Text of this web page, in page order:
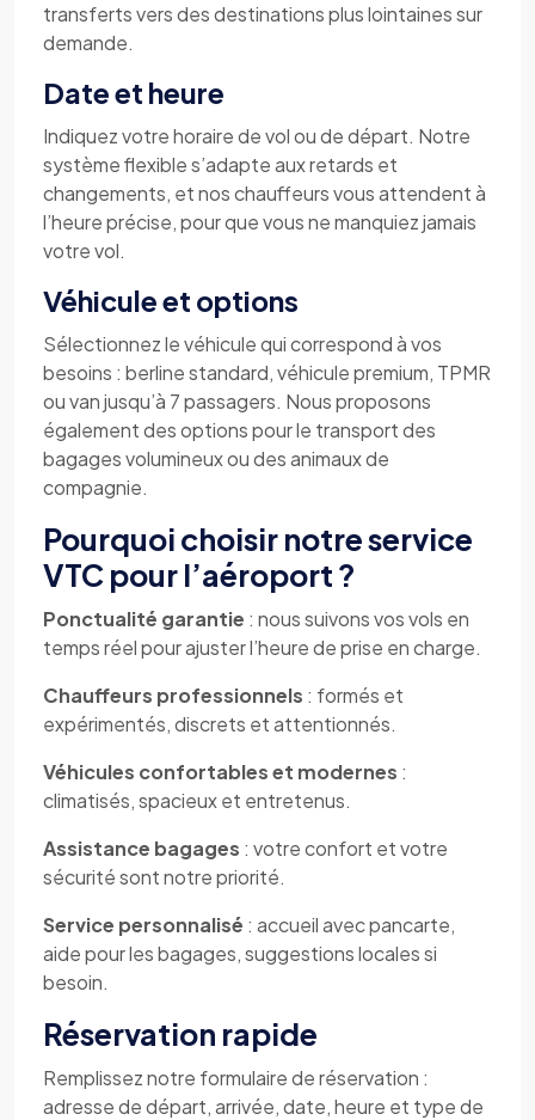
transferts vers des destinations plus lointaines sur
demande.
Date et heure
Indiquez votre horaire de vol ou de départ. Notre
système flexible s’adapte aux retards et
changements, et nos chauffeurs vous attendent à
l’heure précise, pour que vous ne manquiez jamais
votre vol.
Véhicule et options
Sélectionnez le véhicule qui correspond à vos
besoins : berline standard, véhicule premium, TPMR
ou van jusqu’à 7 passagers. Nous proposons
également des options pour le transport des
bagages volumineux ou des animaux de
compagnie.
Pourquoi choisir notre service
VTC pour l’aéroport ?
Ponctualité garantie : nous suivons vos vols en
temps réel pour ajuster l’heure de prise en charge.
Chauffeurs professionnels : formés et
expérimentés, discrets et attentionnés.
Véhicules confortables et modernes :
climatisés, spacieux et entretenus.
Assistance bagages : votre confort et votre
sécurité sont notre priorité.
Service personnalisé : accueil avec pancarte,
aide pour les bagages, suggestions locales si
besoin.
Réservation rapide
Remplissez notre formulaire de réservation :
adresse de départ, arrivée, date, heure et type de